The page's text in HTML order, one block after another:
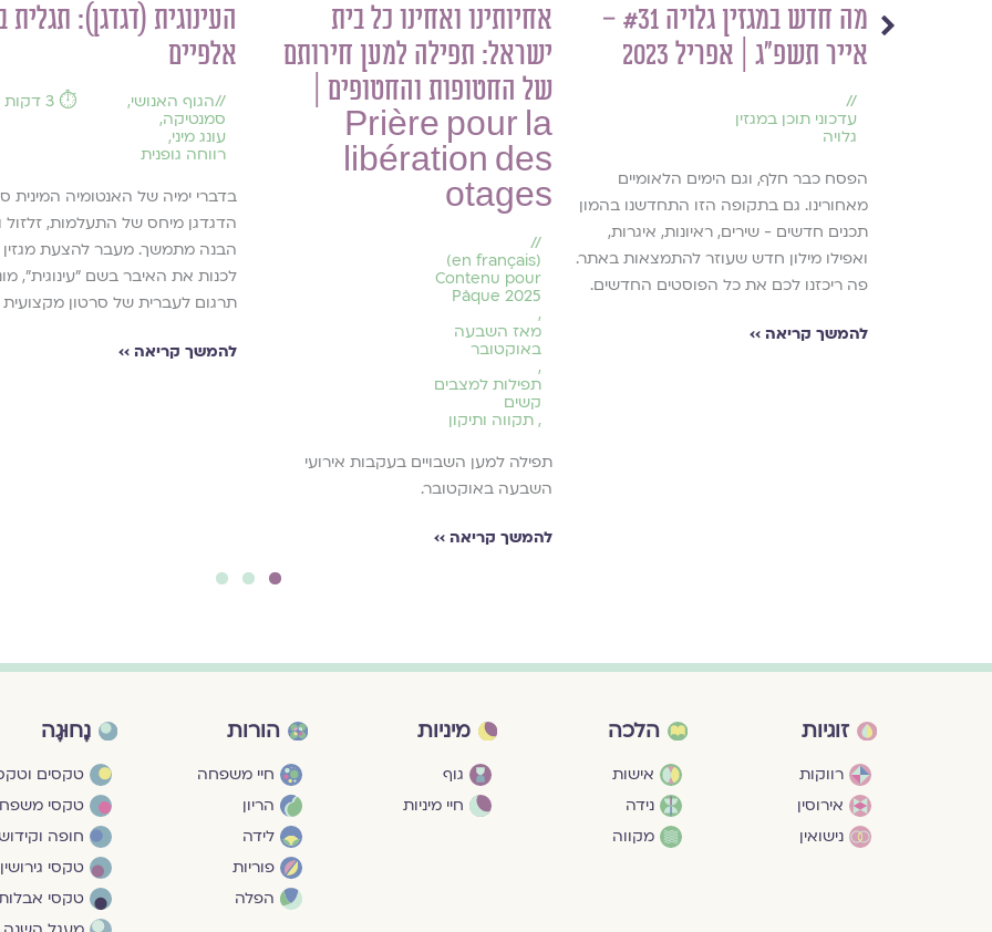
מה חדש במגזין גלויה #31 –
אייר תשפ״ג | אפריל 2023
//
עדכוני תוכן במגזין
גלויה
הפסח כבר חלף, וגם הימים הלאומיים
מאחורינו. גם בתקופה הזו התחדשנו בהמון
תכנים חדשים - שירים, ראיונות, איגרות,
ואפילו מילון חדש שעוזר להתמצאות באתר.
פה ריכזנו לכם את כל הפוסטים החדשים.
להמשך קריאה ››
אחיותינו ואחינו כל בית
ישראל: תפילה למען חירותם
של החטופות והחטופים |
Prière pour la
libération des
otages
//
(en français)
Contenu pour
Pâque 2025
,
מאז השבעה
באוקטובר
,
תפילות למצבים
קשים
, תקווה ותיקון
תפילה למען השבויים בעקבות אירועי
השבעה באוקטובר.
להמשך קריאה ››
העינוגית (דגדגן): תגלית
אלפיים
//הגוף האנושי,
סמנטיקה,
עונג מיני,
רווחה גופנית
⏱️ 3 דקות קריאה
בדברי ימיה של האנטומיה המינית
הדגדגן מיחס של התעלמות, זלזול
הבנה מתמשך. מעבר להצעת מגזין
לכנות את האיבר בשם ״עינוגית״,
תרגום לעברית של סרטון מקצועית
להמשך קריאה ››
1
זוגיות
רווקות
אירוסין
נישואין
הלכה
אישות
נידה
מקווה
מיניות
גוף
חיי מיניות
הורות
חיי משפחה
הריון
לידה
פוריות
הפלה
נָחוּגָה
טקסים
טקסי
חופה
טקסי גירושין
טקסי